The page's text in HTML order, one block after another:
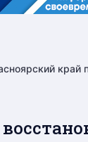
край